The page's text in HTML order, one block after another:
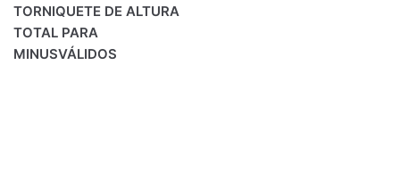
TORNIQUETE DE ALTURA
TOTAL PARA
MINUSVÁLIDOS